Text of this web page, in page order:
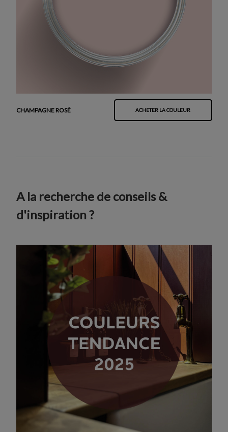
CHAMPAGNE ROSÉ ACHETER LA COULEUR
A la recherche de conseils &
d'inspiration ?